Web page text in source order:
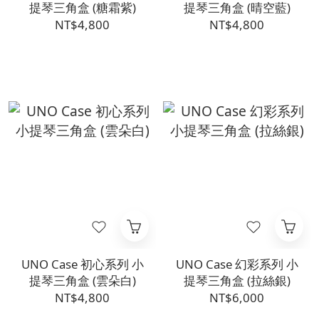
提琴三角盒 (糖霜紫)
NT$4,800
提琴三角盒 (晴空藍)
NT$4,800
UNO Case 初心系列 小
提琴三角盒 (雲朵白)
NT$4,800
UNO Case 幻彩系列 小
提琴三角盒 (拉絲銀)
NT$6,000